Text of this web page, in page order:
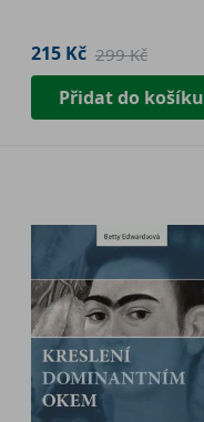
215 Kč 299 Kč
Přidat do košíku